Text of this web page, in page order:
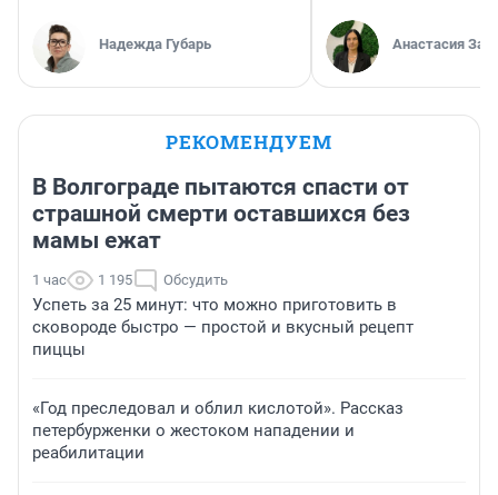
Надежда Губарь Анастасия
РЕКОМЕНДУЕМ
В Волгограде пытаются спасти от
страшной смерти оставшихся без
мамы ежат
1 час 1 195 Обсудить
Успеть за 25 минут: что можно приготовить в
сковороде быстро — простой и вкусный рецепт
пиццы
«Год преследовал и облил кислотой». Рассказ
петербурженки о жестоком нападении и
реабилитации